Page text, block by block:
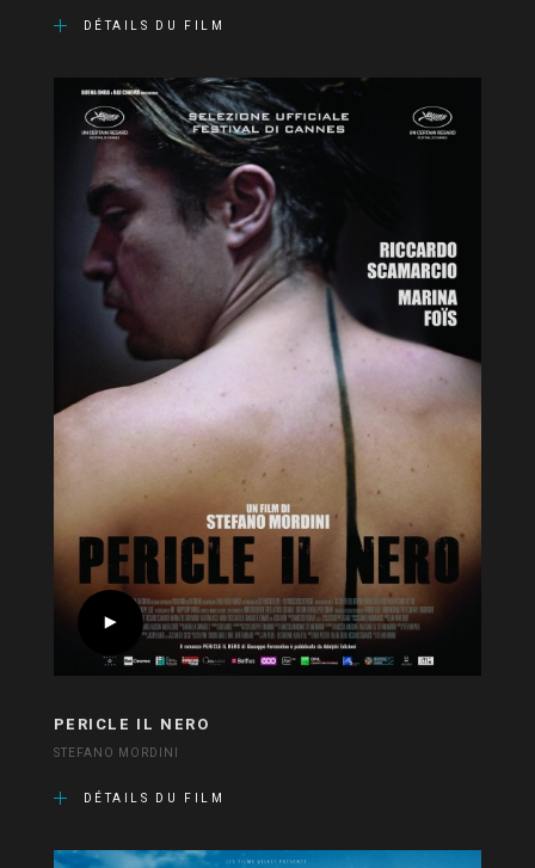
DÉTAILS DU FILM
PERICLE IL NERO
STEFANO MORDINI
DÉTAILS DU FILM